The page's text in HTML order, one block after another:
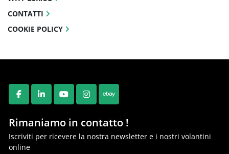
FACEBOOK
LINKEDINYOUTUBEINSTAGRAM
EBAY
Rimaniamo in contatto !
Iscriviti per ricevere la nostra newsletter e i nostri volantini
online
CONTATTI
COOKIE POLICY